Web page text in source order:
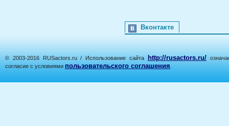
Вконтакте
© 2003-2016 RUSactors.ru / Использование сайта http://rusactors.ru/
согласие с условиями пользовательского соглашения